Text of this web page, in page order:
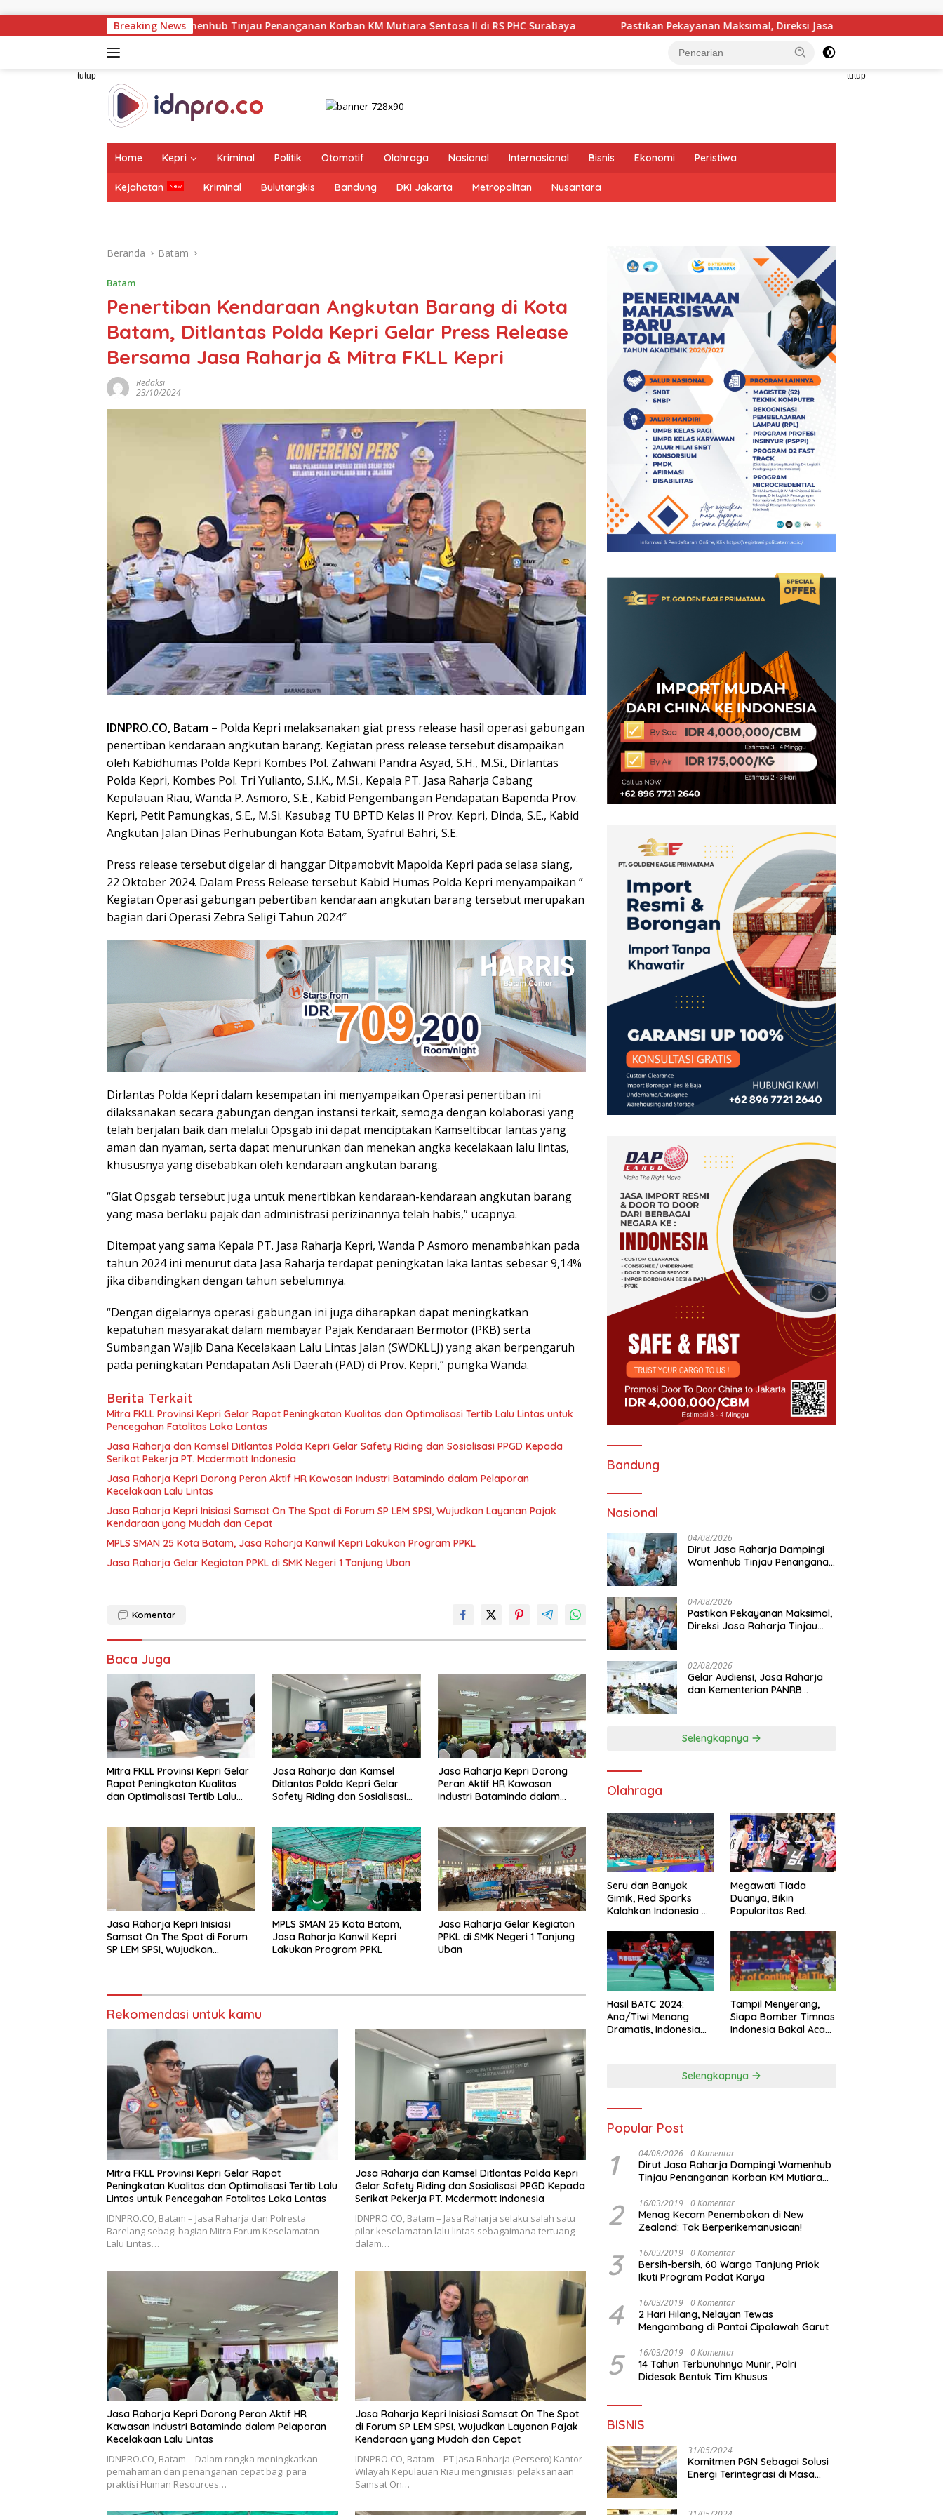
konten
Breaking News
Wamenhub Tinjau Penanganan Korban KM Mutiara Sentosa II di RS PHC Surabaya Pastikan Pekayanan Maksimal, Direksi Jasa Raharja Tinjau Korban Kebakaran KM Mutiara
tutup tutup
Home Kepri Kriminal Politik Otomotif Olahraga Nasional Internasional Bisnis Ekonomi Peristiwa
Kejahatan Kriminal Bulutangkis Bandung DKI Jakarta Metropolitan Nusantara
Beranda Batam
Batam
Penertiban Kendaraan Angkutan Barang di Kota
Batam, Ditlantas Polda Kepri Gelar Press Release
Bersama Jasa Raharja & Mitra FKLL Kepri
Redaksi
23/10/2024
IDNPRO.CO, Batam – Polda Kepri melaksanakan giat press release hasil operasi gabungan
penertiban kendaraan angkutan barang. Kegiatan press release tersebut disampaikan
oleh Kabidhumas Polda Kepri Kombes Pol. Zahwani Pandra Asyad, S.H., M.Si., Dirlantas
Polda Kepri, Kombes Pol. Tri Yulianto, S.I.K., M.Si., Kepala PT. Jasa Raharja Cabang
Kepulauan Riau, Wanda P. Asmoro, S.E., Kabid Pengembangan Pendapatan Bapenda Prov.
Kepri, Petit Pamungkas, S.E., M.Si. Kasubag TU BPTD Kelas II Prov. Kepri, Dinda, S.E., Kabid
Angkutan Jalan Dinas Perhubungan Kota Batam, Syafrul Bahri, S.E.
Press release tersebut digelar di hanggar Ditpamobvit Mapolda Kepri pada selasa siang,
22 Oktober 2024. Dalam Press Release tersebut Kabid Humas Polda Kepri menyampaikan ”
Kegiatan Operasi gabungan pebertiban kendaraan angkutan barang tersebut merupakan
bagian dari Operasi Zebra Seligi Tahun 2024″
Dirlantas Polda Kepri dalam kesempatan ini menyampaikan Operasi penertiban ini
dilaksanakan secara gabungan dengan instansi terkait, semoga dengan kolaborasi yang
telah berjalan baik dan melalui Opsgab ini dapat menciptakan Kamseltibcar lantas yang
aman dan nyaman, serta dapat menurunkan dan menekan angka kecelakaan lalu lintas,
khususnya yang disebabkan oleh kendaraan angkutan barang.
“Giat Opsgab tersebut juga untuk menertibkan kendaraan-kendaraan angkutan barang
yang masa berlaku pajak dan administrasi perizinannya telah habis,” ucapnya.
Ditempat yang sama Kepala PT. Jasa Raharja Kepri, Wanda P Asmoro menambahkan pada
tahun 2024 ini menurut data Jasa Raharja terdapat peningkatan laka lantas sebesar 9,14%
jika dibandingkan dengan tahun sebelumnya.
“Dengan digelarnya operasi gabungan ini juga diharapkan dapat meningkatkan
kepatuhan masyarakat dalam membayar Pajak Kendaraan Bermotor (PKB) serta
Sumbangan Wajib Dana Kecelakaan Lalu Lintas Jalan (SWDKLLJ) yang akan berpengaruh
pada peningkatan Pendapatan Asli Daerah (PAD) di Prov. Kepri,” pungka Wanda.
Berita Terkait
Mitra FKLL Provinsi Kepri Gelar Rapat Peningkatan Kualitas dan Optimalisasi Tertib Lalu Lintas untuk
Pencegahan Fatalitas Laka Lantas
Jasa Raharja dan Kamsel Ditlantas Polda Kepri Gelar Safety Riding dan Sosialisasi PPGD Kepada
Serikat Pekerja PT. Mcdermott Indonesia
Jasa Raharja Kepri Dorong Peran Aktif HR Kawasan Industri Batamindo dalam Pelaporan
Kecelakaan Lalu Lintas
Jasa Raharja Kepri Inisiasi Samsat On The Spot di Forum SP LEM SPSI, Wujudkan Layanan Pajak
Kendaraan yang Mudah dan Cepat
MPLS SMAN 25 Kota Batam, Jasa Raharja Kanwil Kepri Lakukan Program PPKL
Jasa Raharja Gelar Kegiatan PPKL di SMK Negeri 1 Tanjung Uban
Komentar
Baca Juga
Mitra FKLL Provinsi Kepri Gelar
Rapat Peningkatan Kualitas
dan Optimalisasi Tertib Lalu
Jasa Raharja dan Kamsel
Ditlantas Polda Kepri Gelar
Safety Riding dan Sosialisasi
Jasa Raharja Kepri Dorong
Peran Aktif HR Kawasan
Industri Batamindo dalam
Jasa Raharja Kepri Inisiasi
Samsat On The Spot di Forum
SP LEM SPSI, Wujudkan
MPLS SMAN 25 Kota Batam,
Jasa Raharja Kanwil Kepri
Lakukan Program PPKL
Jasa Raharja Gelar Kegiatan
PPKL di SMK Negeri 1 Tanjung
Uban
Rekomendasi untuk kamu
Mitra FKLL Provinsi Kepri Gelar Rapat
Peningkatan Kualitas dan Optimalisasi Tertib Lalu
Lintas untuk Pencegahan Fatalitas Laka Lantas
IDNPRO.CO, Batam – Jasa Raharja dan Polresta
Barelang sebagi bagian Mitra Forum Keselamatan
Lalu Lintas…
Jasa Raharja dan Kamsel Ditlantas Polda Kepri
Gelar Safety Riding dan Sosialisasi PPGD Kepada
Serikat Pekerja PT. Mcdermott Indonesia
IDNPRO.CO, Batam – Jasa Raharja selaku salah satu
pilar keselamatan lalu lintas sebagaimana tertuang
dalam…
Jasa Raharja Kepri Dorong Peran Aktif HR
Kawasan Industri Batamindo dalam Pelaporan
Kecelakaan Lalu Lintas
IDNPRO.CO, Batam – Dalam rangka meningkatkan
pemahaman dan penanganan cepat bagi para
praktisi Human Resources…
Jasa Raharja Kepri Inisiasi Samsat On The Spot
di Forum SP LEM SPSI, Wujudkan Layanan Pajak
Kendaraan yang Mudah dan Cepat
IDNPRO.CO, Batam – PT Jasa Raharja (Persero) Kantor
Wilayah Kepulauan Riau menginisiasi pelaksanaan
Samsat On…
Bandung
Nasional
04/08/2026
Dirut Jasa Raharja Dampingi
Wamenhub Tinjau Penanganan
04/08/2026
Pastikan Pekayanan Maksimal,
Direksi Jasa Raharja Tinjau
02/08/2026
Gelar Audiensi, Jasa Raharja
dan Kementerian PANRB
Selengkapnya
Olahraga
Seru dan Banyak
Gimik, Red Sparks
Kalahkan Indonesia All
Megawati Tiada
Duanya, Bikin
Popularitas Red
Hasil BATC 2024:
Ana/Tiwi Menang
Dramatis, Indonesia
Tampil Menyerang,
Siapa Bomber Timnas
Indonesia Bakal Acak-
Selengkapnya
Popular Post
1 04/08/2026 0 Komentar
Dirut Jasa Raharja Dampingi Wamenhub
Tinjau Penanganan Korban KM Mutiara
2 16/03/2019 0 Komentar
Menag Kecam Penembakan di New
Zealand: Tak Berperikemanusiaan!
3 16/03/2019 0 Komentar
Bersih-bersih, 60 Warga Tanjung Priok
Ikuti Program Padat Karya
4 16/03/2019 0 Komentar
2 Hari Hilang, Nelayan Tewas
Mengambang di Pantai Cipalawah Garut
5 16/03/2019 0 Komentar
14 Tahun Terbunuhnya Munir, Polri
Didesak Bentuk Tim Khusus
BISNIS
31/05/2024
Komitmen PGN Sebagai Solusi
Energi Terintegrasi di Masa